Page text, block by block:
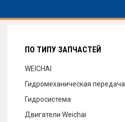
ПО ТИПУ ЗАПЧАСТЕЙ
WEICHAI
Гидромеханическая передача
Гидросистема
Двигатели Weichai